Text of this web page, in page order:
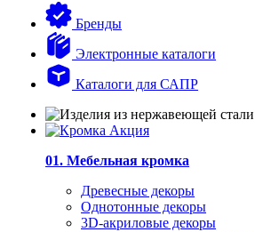
Бренды
Электронные каталоги
Каталоги для САПР
01. Мебельная кромка
Древесные декоры
Однотонные декоры
3D-акриловые декоры